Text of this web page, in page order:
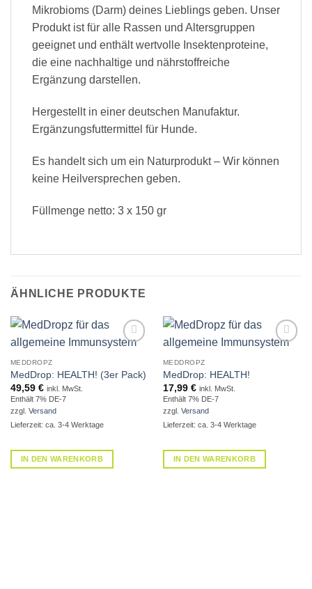
Mikrobioms (Darm) deines Lieblings geben. Unser
Produkt ist für alle Rassen und Altersgruppen
geeignet und enthält wertvolle Insektenproteine,
die eine nachhaltige und nährstoffreiche
Ergänzung darstellen.
Hergestellt in einer deutschen Manufaktur.
Ergänzungsfuttermittel für Hunde.
Es handelt sich um ein Naturprodukt – Wir können
keine Heilversprechen geben.
Füllmenge netto: 3 x 150 gr
ÄHNLICHE PRODUKTE
MEDDROPZ
MedDrop: HEALTH! (3er Pack)
49,59 € inkl. MwSt.
Enthält 7% DE-7
zzgl. Versand
Lieferzeit: ca. 3-4 Werktage
IN DEN WARENKORB
MEDDROPZ
MedDrop: HEALTH!
17,99 € inkl. MwSt.
Enthält 7% DE-7
zzgl. Versand
Lieferzeit: ca. 3-4 Werktage
IN DEN WARENKORB